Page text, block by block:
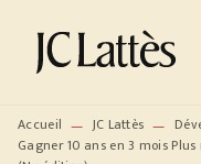
MENU
PIED DE PAGE
Accueil — JC Lattès —
Gagner 10 ans en 3 mois